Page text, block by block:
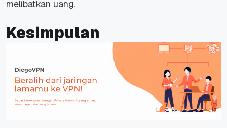
melibatkan uang.
Kesimpulan